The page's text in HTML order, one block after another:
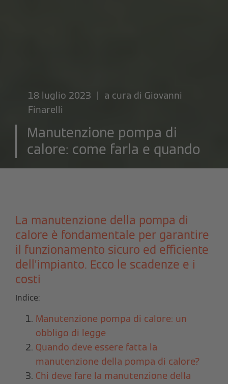
18 luglio 2023 | a cura di Giovanni
Finarelli
Manutenzione pompa di
calore: come farla e quando
La manutenzione della pompa di
calore è fondamentale per garantire
il funzionamento sicuro ed efficiente
dell’impianto. Ecco le scadenze e i
costi
Indice:
Manutenzione pompa di calore: un
obbligo di legge
Quando deve essere fatta la
manutenzione della pompa di calore?
Chi deve fare la manutenzione della